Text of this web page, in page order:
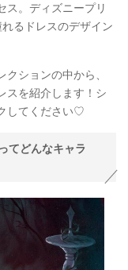
ス。ディズニープリ
るドレスのデザイン
ションの中から、
スを紹介します！シ
してください♡
てどんなキャラ